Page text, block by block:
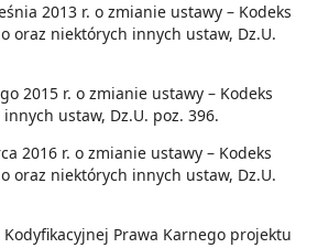
2013 r. o zmianie ustawy – Kodeks
oraz niektórych innych ustaw, Dz.U.
2015 r. o zmianie ustawy – Kodeks
ustaw, Dz.U. poz. 396.
2016 r. o zmianie ustawy – Kodeks
oraz niektórych innych ustaw, Dz.U.
Prawa Karnego projektu